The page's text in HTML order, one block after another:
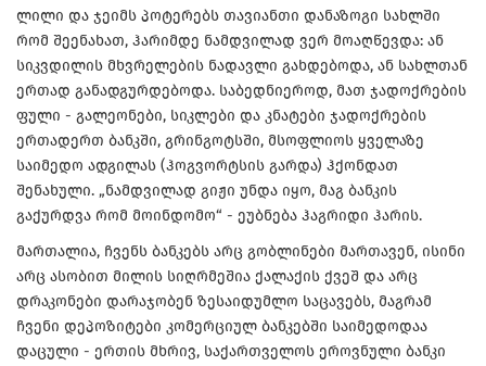
ლილი და ჯეიმს პოტერებს თავიანთი დანაზოგი სახლში
რომ შეენახათ, ჰარიმდე ნამდვილად ვერ მოაღწევდა: ან
სიკვდილის მხვრელების ნადავლი გახდებოდა, ან სახლთან
ერთად განადგურდებოდა. საბედნიეროდ, მათ ჯადოქრების
ფული - გალეონები, სიკლები და კნატები ჯადოქრების
ერთადერთ ბანკში, გრინგოტსში, მსოფლიოს ყველაზე
საიმედო ადგილას (ჰოგვორტსის გარდა) ჰქონდათ
შენახული. „ნამდვილად გიჟი უნდა იყო, მაგ ბანკის
გაქურდვა რომ მოინდომო“ - ეუბნება ჰაგრიდი ჰარის.
მართალია, ჩვენს ბანკებს არც გობლინები მართავენ, ისინი
არც ასობით მილის სიღრმეშია ქალაქის ქვეშ და არც
დრაკონები დარაჯობენ ზესაიდუმლო საცავებს, მაგრამ
ჩვენი დეპოზიტები კომერციულ ბანკებში საიმედოდაა
დაცული - ერთის მხრივ, საქართველოს ეროვნული ბანკი